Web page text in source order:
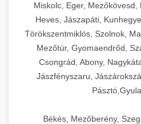
Miskolc, Eger, Mezőkövesd,
Heves, Jászapáti,
Törökszentmiklós, Szolnok,
Mezőtúr, Gyomaendrőd,
Csongrád, Abony,
Jászfényszaru,
Békés, Mezőberény,